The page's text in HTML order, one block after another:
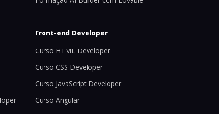
Front-end Developer
Curso HTML Developer
Curso CSS Developer
Curso JavaScript Developer
Curso Angular